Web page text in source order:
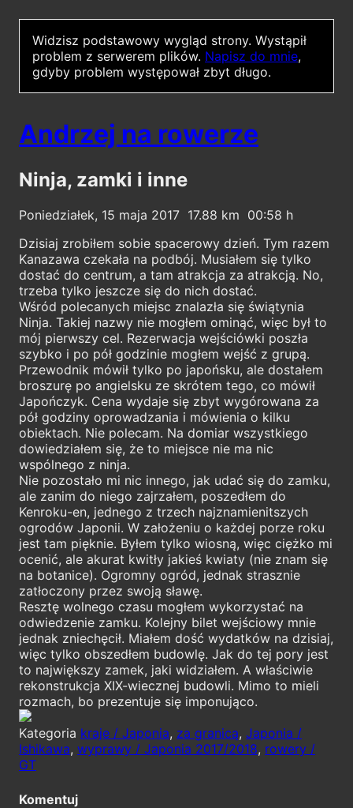
Widzisz podstawowy wygląd strony. Wystąpił
problem z serwerem plików. Napisz do mnie,
gdyby problem występował zbyt długo.
Andrzej na rowerze
Ninja, zamki i inne
Poniedziałek, 15 maja 2017 17.88
00:58
Dzisiaj zrobiłem sobie spacerowy dzień. Tym razem
Kanazawa czekała na podbój. Musiałem się tylko
dostać do centrum, a tam atrakcja za atrakcją. No,
trzeba tylko jeszcze się do nich dostać.
Wśród polecanych miejsc znalazła się świątynia
Ninja. Takiej nazwy nie mogłem ominąć, więc był to
mój pierwszy cel. Rezerwacja wejściówki poszła
szybko i po pół godzinie mogłem wejść z grupą.
Przewodnik mówił tylko po japońsku, ale dostałem
broszurę po angielsku ze skrótem tego, co mówił
Japończyk. Cena wydaje się zbyt wygórowana za
pół godziny oprowadzania i mówienia o kilku
obiektach. Nie polecam. Na domiar wszystkiego
dowiedziałem się, że to miejsce nie ma nic
wspólnego z ninja.
Nie pozostało mi nic innego, jak udać się do zamku,
ale zanim do niego zajrzałem, poszedłem do
Kenroku-en, jednego z trzech najznamienitszych
ogrodów Japonii. W założeniu o każdej porze roku
jest tam pięknie. Byłem tylko wiosną, więc ciężko mi
ocenić, ale akurat kwitły jakieś kwiaty (nie znam się
na botanice). Ogromny ogród, jednak strasznie
zatłoczony przez swoją sławę.
Resztę wolnego czasu mogłem wykorzystać na
odwiedzenie zamku. Kolejny bilet wejściowy mnie
jednak zniechęcił. Miałem dość wydatków na dzisiaj,
więc tylko obszedłem budowlę. Jak do tej pory jest
to największy zamek, jaki widziałem. A właściwie
rekonstrukcja XIX-wiecznej budowli. Mimo to mieli
rozmach, bo prezentuje się imponująco.
Kategoria kraje / Japonia, za granicą, Japonia /
Ishikawa, wyprawy / Japonia 2017/2018, rowery /
GT
Komentuj